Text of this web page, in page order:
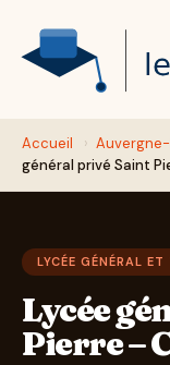
Accueil ›
général privé Saint
LYCÉE GÉNÉRAL
Lycée
Pierre –